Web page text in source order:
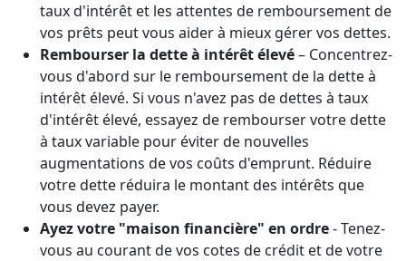
taux d'intérêt et les attentes de remboursement de
vos prêts peut vous aider à mieux gérer vos dettes.
Rembourser la dette à intérêt élevé– Concentrez-
vous d'abord sur le remboursement de la dette à
intérêt élevé. Si vous n'avez pas de dettes à taux
d'intérêt élevé, essayez de rembourser votre dette
à taux variable pour éviter de nouvelles
augmentations de vos coûts d'emprunt. Réduire
votre dette réduira le montant des intérêts que
vous devez payer.
Ayez votre "maison financière" en ordre- Tenez-
vous au courant de vos cotes de crédit et de votre